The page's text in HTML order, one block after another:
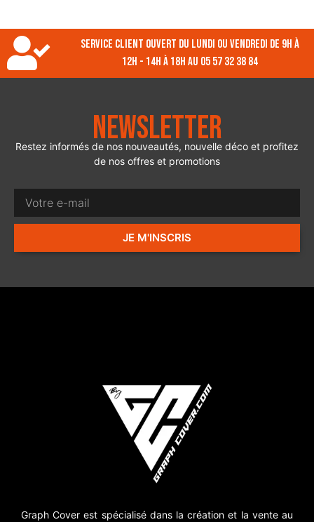
Service client ouvert du lundi ou vendredi de 9h à
12h - 14h à 18h au 05 57 32 38 84
Newsletter
Restez informés de nos nouveautés, nouvelle déco et profitez
de nos offres et promotions
JE M'INSCRIS
Graph Cover est spécialisé dans la création et la vente au